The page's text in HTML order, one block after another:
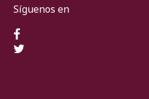
Síguenos en